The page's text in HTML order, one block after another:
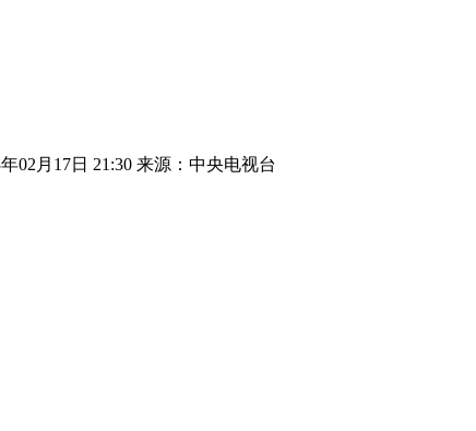
02月17日 21:30 来源：中央电视台